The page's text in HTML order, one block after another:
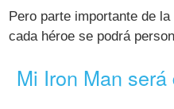
Pero parte importante de
cada héroe se podrá
Mi Iron Man